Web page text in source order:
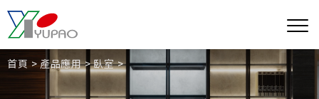
首頁 產品應用 臥室